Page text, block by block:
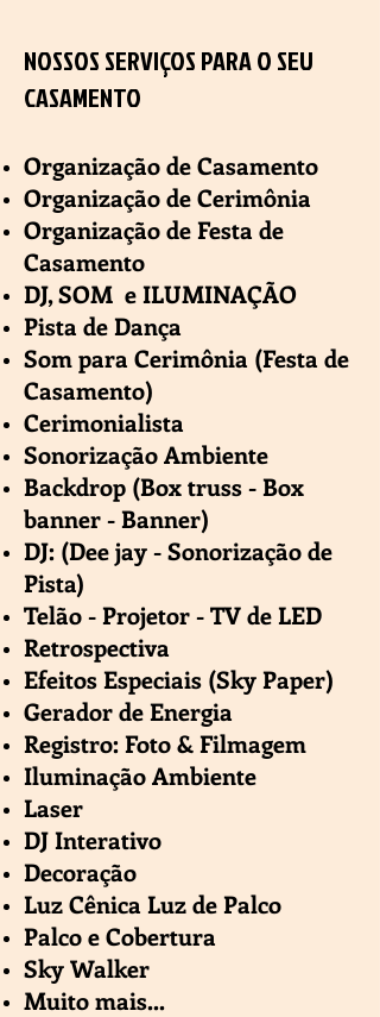
NOSSOS SERVIÇOS PARA O SEU
CASAMENTO
Organização de Casamento
Organização de Cerimônia
Organização de Festa de
Casamento
DJ, SOM e ILUMINAÇÃO
Pista de Dança
Som para Cerimônia (Festa de
Casamento)
Cerimonialista
Sonorização Ambiente
Backdrop (Box truss - Box
banner - Banner)
DJ: (Dee jay - Sonorização de
Pista)
Telão - Projetor - TV de LED
Retrospectiva
Efeitos Especiais (Sky Paper)
Gerador de Energia
Registro: Foto & Filmagem
Iluminação Ambiente
Laser
DJ Interativo
Decoração
Luz Cênica Luz de Palco
Palco e Cobertura
Sky Walker
Muito mais...